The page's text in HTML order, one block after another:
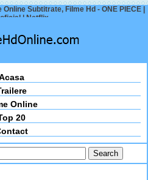
Subtitrate, Filme Hd - ONE PIECE |
| Netflix
Online
20